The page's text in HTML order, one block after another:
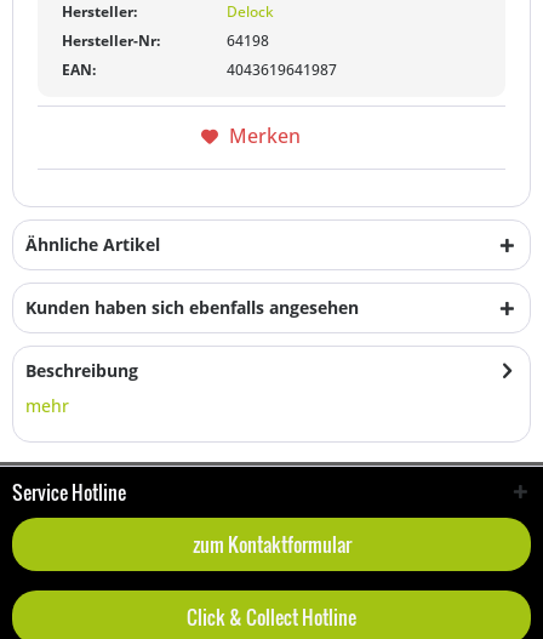
Hersteller:
Delock
Hersteller-Nr:
64198
EAN:
4043619641987
Merken
Ähnliche Artikel
Kunden haben sich ebenfalls angesehen
Beschreibung
mehr
Service Hotline
zum Kontaktformular
Click & Collect Hotline